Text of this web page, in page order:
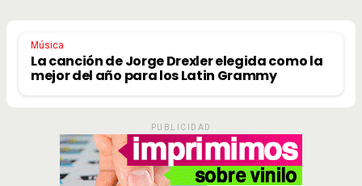
Música
La canción de Jorge Drexler elegida como la
mejor del año para los Latin Grammy
PUBLICIDAD